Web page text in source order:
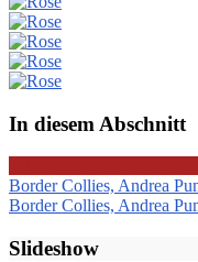
In diesem Abschnitt
Border Collies, Andrea
Border Collies, Andrea
Slideshow